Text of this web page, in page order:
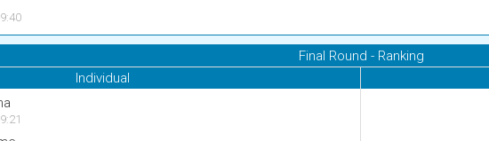
Final Round - Ranking
Individual